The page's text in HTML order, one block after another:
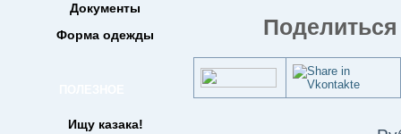
Документы
Форма одежды
Ищу казака!